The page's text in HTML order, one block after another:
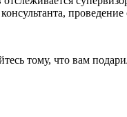
тому, что вам